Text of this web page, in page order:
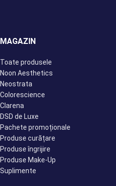
MAGAZIN
Toate produsele
Noon Aesthetics
Neostrata
Colorescience
Clarena
DSD de Luxe
Pachete promoționale
Produse curățare
Produse îngrijire
Produse Make-Up
Suplimente